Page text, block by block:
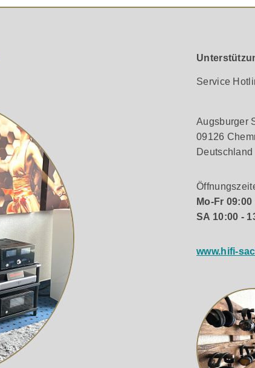
Service
Augsburger
09126
Deutschland
Mo-Fr
SA 10:00 -
www.hifi-